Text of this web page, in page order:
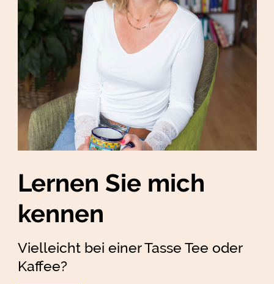
Lernen Sie mich
kennen
Vielleicht bei einer Tasse Tee oder
Kaffee?